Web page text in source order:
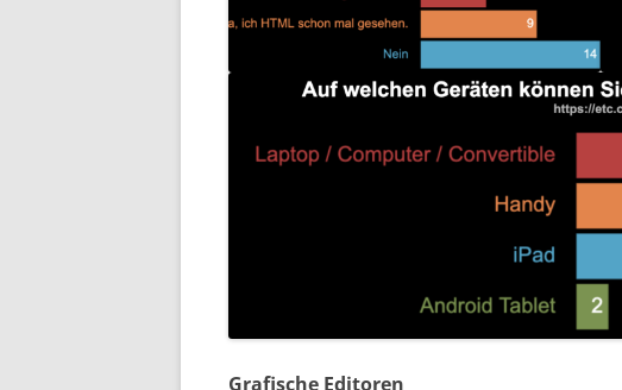
Grafische Editoren